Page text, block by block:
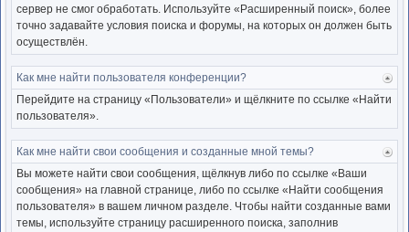
сервер не смог обработать. Используйте «Расширенный поиск», более
точно задавайте условия поиска и форумы, на которых он должен быть
осуществлён.
к
Как мне найти пользователя конференции?
Перейдите на страницу «Пользователи» и щёлкните по ссылке «Найти
пользователя».
Как мне найти свои сообщения и созданные мной темы?
Вы можете найти свои сообщения, щёлкнув либо по ссылке «Ваши
сообщения» на главной странице, либо по ссылке «Найти сообщения
пользователя» в вашем личном разделе. Чтобы найти созданные вами
темы, используйте страницу расширенного поиска, заполнив